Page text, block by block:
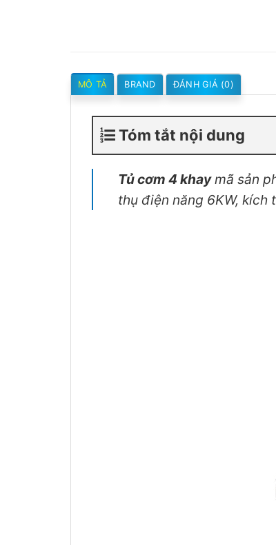
MÔ TẢ BRAND ĐÁNH GIÁ (0)
Tóm tắt nội dung
Tủ cơm 4 khaymã sản
thụ điện năng 6KW,